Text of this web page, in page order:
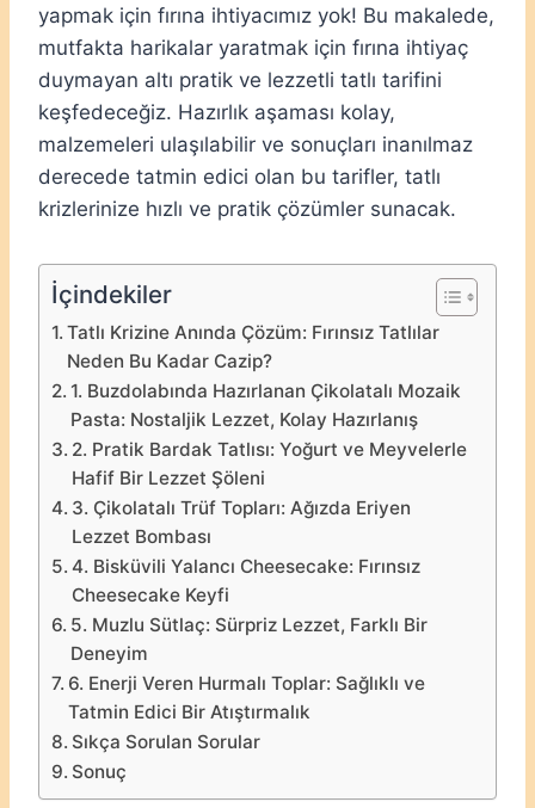
yapmak için fırına ihtiyacımız yok! Bu makalede,
mutfakta harikalar yaratmak için fırına ihtiyaç
duymayan altı pratik ve lezzetli tatlı tarifini
keşfedeceğiz. Hazırlık aşaması kolay,
malzemeleri ulaşılabilir ve sonuçları inanılmaz
derecede tatmin edici olan bu tarifler, tatlı
krizlerinize hızlı ve pratik çözümler sunacak.
İçindekiler
Tatlı Krizine Anında Çözüm: Fırınsız Tatlılar
Neden Bu Kadar Cazip?
1. Buzdolabında Hazırlanan Çikolatalı Mozaik
Pasta: Nostaljik Lezzet, Kolay Hazırlanış
2. Pratik Bardak Tatlısı: Yoğurt ve Meyvelerle
Hafif Bir Lezzet Şöleni
3. Çikolatalı Trüf Topları: Ağızda Eriyen
Lezzet Bombası
4. Bisküvili Yalancı Cheesecake: Fırınsız
Cheesecake Keyfi
5. Muzlu Sütlaç: Sürpriz Lezzet, Farklı Bir
Deneyim
6. Enerji Veren Hurmalı Toplar: Sağlıklı ve
Tatmin Edici Bir Atıştırmalık
Sıkça Sorulan Sorular
Sonuç